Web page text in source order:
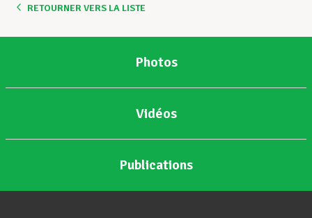
RETOURNER VERS LA LISTE
Photos
Vidéos
Publications